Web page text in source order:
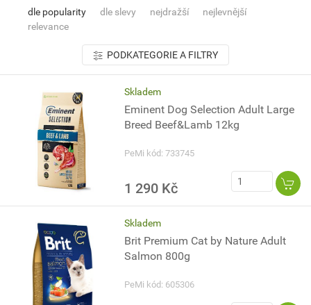
dle popularity dle slevy nejdražší
nejlevnější
relevance
PODKATEGORIE A FILTRY
Skladem
Eminent Dog Selection Adult Large
Breed Beef&Lamb 12kg
PeMi kód: 733745
1 290 Kč
Skladem
Brit Premium Cat by Nature Adult
Salmon 800g
PeMi kód: 605306